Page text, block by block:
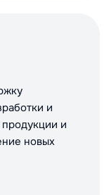
и
и
новых